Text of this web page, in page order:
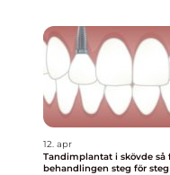
12. apr
Tandimplantat i skövde så fungerar
behandlingen steg för steg